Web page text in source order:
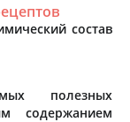
состав
полезных
содержанием